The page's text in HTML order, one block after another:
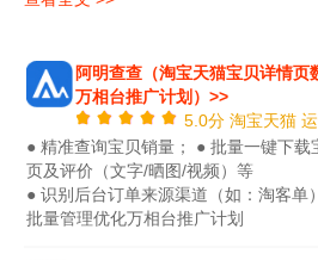
阿明查查（淘宝天猫宝贝详情页
万相台推广计划）>>
5.0分 淘宝天猫
● 精准查询宝贝销量； ● 批量一键下
页及评价（文字/晒图/视频）等
● 识别后台订单来源渠道（如：淘客单
批量管理优化万相台推广计划